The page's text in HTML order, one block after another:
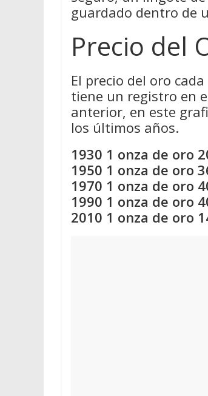
guardado dentro de
Precio del
El precio del oro
tiene un registro en
anterior, en este
los últimos años.
1930 1 onza de oro
1950 1 onza de oro
1970 1 onza de oro
1990 1 onza de oro
2010 1 onza de oro